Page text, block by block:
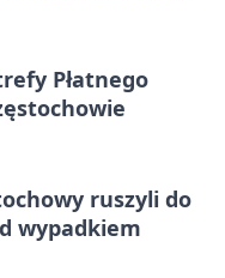
Płatnego
ruszyli do
wypadkiem